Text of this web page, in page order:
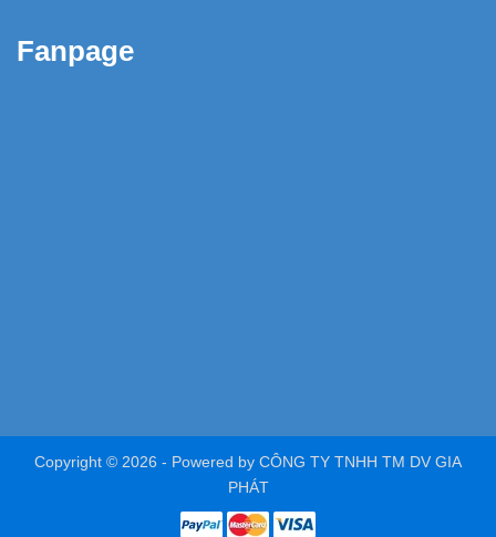
Fanpage
Copyright © 2026 - Powered by CÔNG TY TNHH TM DV GIA
PHÁT